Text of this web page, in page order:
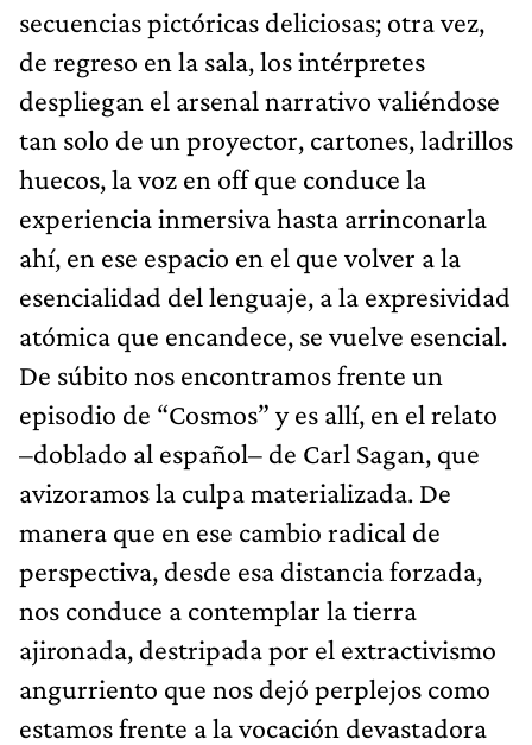
secuencias pictóricas deliciosas; otra vez,
de regreso en la sala, los intérpretes
despliegan el arsenal narrativo valiéndose
tan solo de un proyector, cartones, ladrillos
huecos, la voz en off que conduce la
experiencia inmersiva hasta arrinconarla
ahí, en ese espacio en el que volver a la
esencialidad del lenguaje, a la expresividad
atómica que encandece, se vuelve esencial.
De súbito nos encontramos frente un
episodio de “Cosmos” y es allí, en el relato
–doblado al español– de Carl Sagan, que
avizoramos la culpa materializada. De
manera que en ese cambio radical de
perspectiva, desde esa distancia forzada,
nos conduce a contemplar la tierra
ajironada, destripada por el extractivismo
angurriento que nos dejó perplejos como
estamos frente a la vocación devastadora